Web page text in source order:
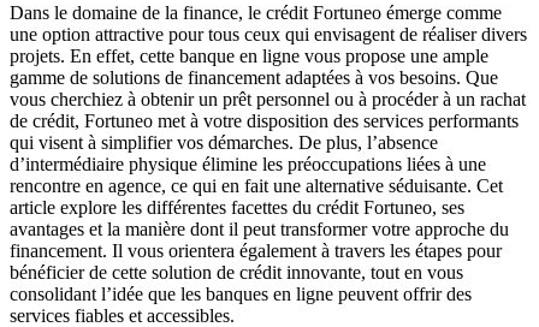
Dans le domaine de la finance, le crédit Fortuneo émerge comme
une option attractive pour tous ceux qui envisagent de réaliser divers
projets. En effet, cette banque en ligne vous propose une ample
gamme de solutions de financement adaptées à vos besoins. Que
vous cherchiez à obtenir un prêt personnel ou à procéder à un rachat
de crédit, Fortuneo met à votre disposition des services performants
qui visent à simplifier vos démarches. De plus, l’absence
d’intermédiaire physique élimine les préoccupations liées à une
rencontre en agence, ce qui en fait une alternative séduisante. Cet
article explore les différentes facettes du crédit Fortuneo, ses
avantages et la manière dont il peut transformer votre approche du
financement. Il vous orientera également à travers les étapes pour
bénéficier de cette solution de crédit innovante, tout en vous
consolidant l’idée que les banques en ligne peuvent offrir des
services fiables et accessibles.